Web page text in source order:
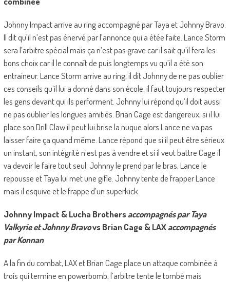
Johnny Impact arrive au ring accompagné par Taya et Johnny Bravo.
Il dit qu’il n’est pas énervé par l’annonce qui a étée faite. Lance Storm
sera l’arbitre spécial mais ça n’est pas grave car il sait qu’il fera les
bons choix car il le connaît de puis longtemps vu qu’il a été son
entraineur. Lance Storm arrive au ring, il dit Johnny de ne pas oublier
ces conseils qu’il lui a donné dans son école, il faut toujours respecter
les gens devant qui ils performent. Johnny lui répond qu’il doit aussi
ne pas oublier les longues amitiés. Brian Cage est dangereux, si il lui
place son Drill Claw il peut lui brise la nuque alors Lance ne va pas
laisser faire ça quand même. Lance répond que si il peut être sérieux
un instant, son intégrité n’est pas à vendre et si il veut battre Cage il
va devoir le faire tout seul. Johnny le prend par le bras, Lance le
repousse et Taya lui met une gifle. Johnny tente de frapper Lance
mais il esquive et le frappe d’un superkick.
Johnny Impact & Lucha Brothersaccompagnés par Taya
Valkyrie et Johnny Bravovs Brian Cage & LAXaccompagnés
par Konnan
A la fin du combat, LAX et Brian Cage place un attaque combinée à
trois qui termine en powerbomb, l’arbitre tente le tombé mais